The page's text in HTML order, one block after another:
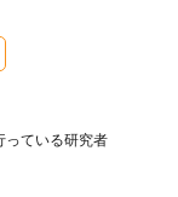
っている研究者